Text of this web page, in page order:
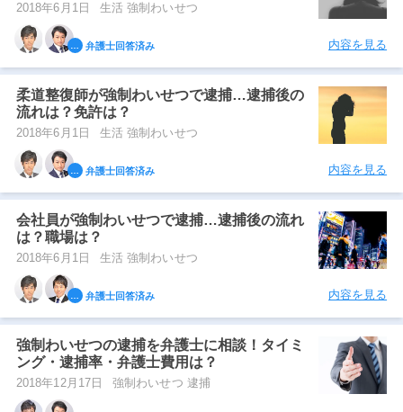
2018年6月1日 生活 強制わいせつ
弁護士回答済み 内容を見る
柔道整復師が強制わいせつで逮捕…逮捕後の
流れは？免許は？
2018年6月1日 生活 強制わいせつ
弁護士回答済み 内容を見る
会社員が強制わいせつで逮捕…逮捕後の流れ
は？職場は？
2018年6月1日 生活 強制わいせつ
弁護士回答済み 内容を見る
強制わいせつの逮捕を弁護士に相談！タイミ
ング・逮捕率・弁護士費用は？
2018年12月17日 強制わいせつ 逮捕